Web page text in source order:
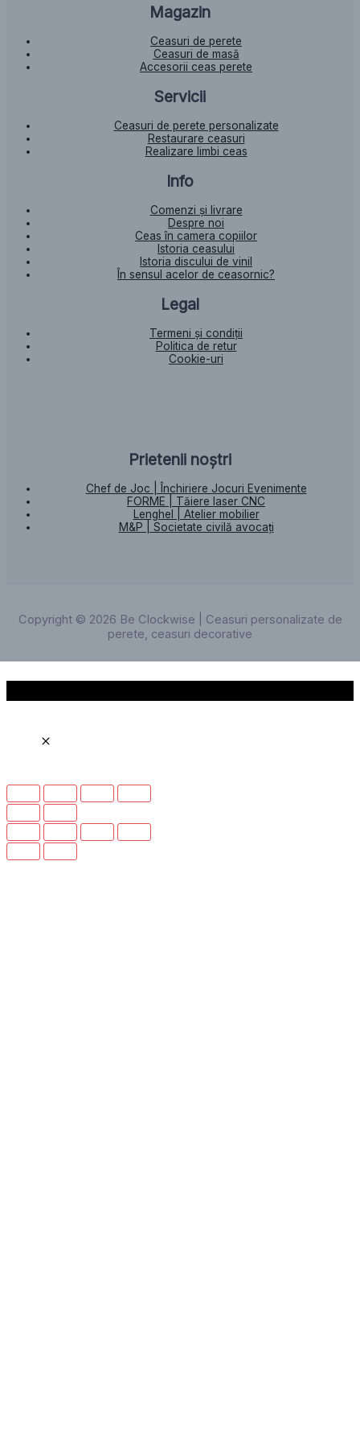
Magazin
Ceasuri de perete
Ceasuri de masă
Accesorii ceas perete
Servicii
Ceasuri de perete personalizate
Restaurare ceasuri
Realizare limbi ceas
Info
Comenzi și livrare
Despre noi
Ceas în camera copiilor
Istoria ceasului​
Istoria discului de vinil
În sensul acelor de ceasornic?
Legal
Termeni și condiții
Politica de retur
Cookie-uri
Prietenii noștri
Chef de Joc | Închiriere Jocuri Evenimente
FORME | Tăiere laser CNC
Lenghel | Atelier mobilier
M&P | Societate civilă avocați
Copyright © 2026 Be Clockwise | Ceasuri personalizate de
perete, ceasuri decorative